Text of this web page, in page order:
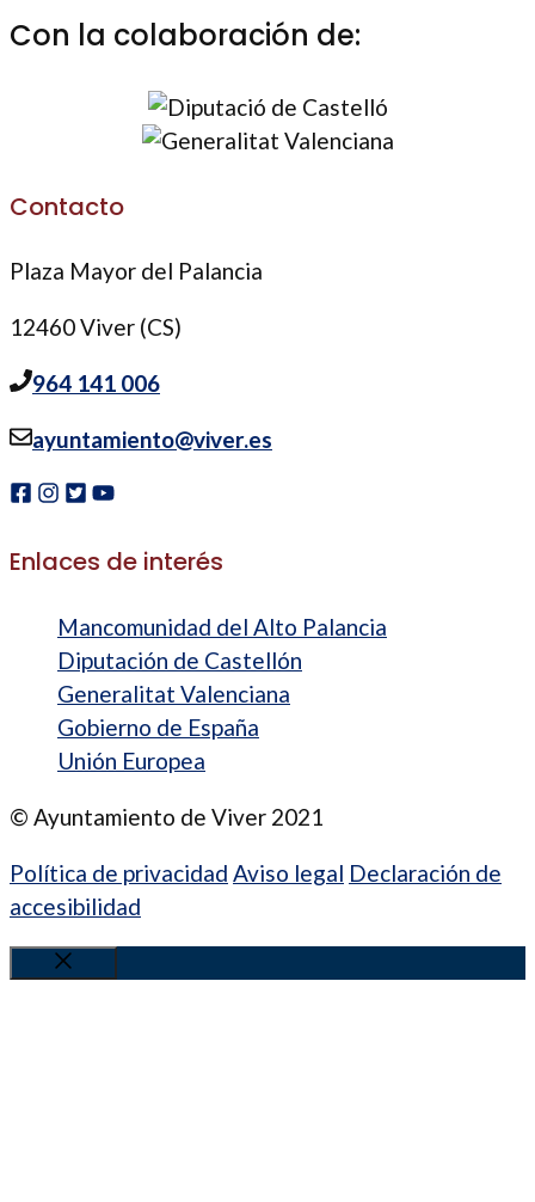
Con la colaboración de:
Contacto
Plaza Mayor del Palancia
12460 Viver (CS)
964 141 006
ayuntamiento@viver.es
Enlaces de interés
Mancomunidad del Alto Palancia
Diputación de Castellón
Generalitat Valenciana
Gobierno de España
Unión Europea
© Ayuntamiento de Viver 2021
Política de privacidad Aviso legal Declaración de
accesibilidad
Cerrar